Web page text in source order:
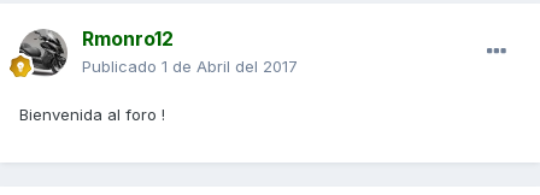
Rmonro12
Publicado 1 de Abril del 2017
Bienvenida al foro !